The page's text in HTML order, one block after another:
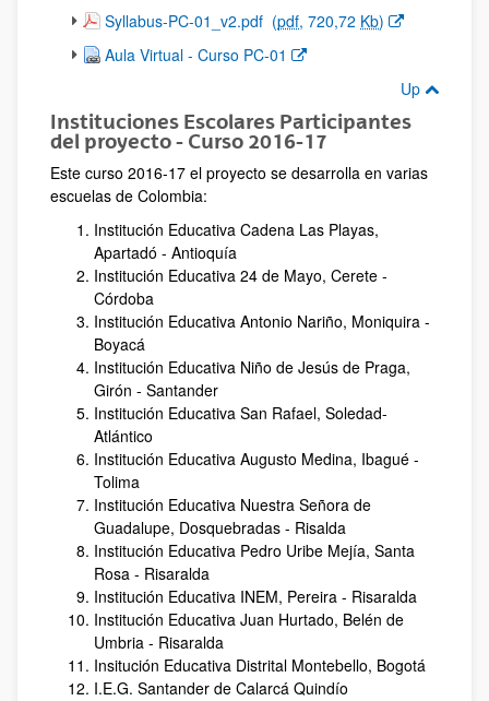
(Opens New Window)
Syllabus-PC-01_v2.pdf (pdf, 720,72 Kb)
(Opens New Window)
Aula Virtual - Curso PC-01
Up
Instituciones Escolares Participantes
del proyecto - Curso 2016-17
Este curso 2016-17 el proyecto se desarrolla en varias
escuelas de Colombia:
Institución Educativa Cadena Las Playas,
Apartadó - Antioquía
Institución Educativa 24 de Mayo, Cerete -
Córdoba
Institución Educativa Antonio Nariño, Moniquira -
Boyacá
Institución Educativa Niño de Jesús de Praga,
Girón - Santander
Institución Educativa San Rafael, Soledad-
Atlántico
Institución Educativa Augusto Medina, Ibagué -
Tolima
Institución Educativa Nuestra Señora de
Guadalupe, Dosquebradas - Risalda
Institución Educativa Pedro Uribe Mejía, Santa
Rosa - Risaralda
Institución Educativa INEM, Pereira - Risaralda
Institución Educativa Juan Hurtado, Belén de
Umbria - Risaralda
Insitución Educativa Distrital Montebello, Bogotá
I.E.G. Santander de Calarcá Quindío